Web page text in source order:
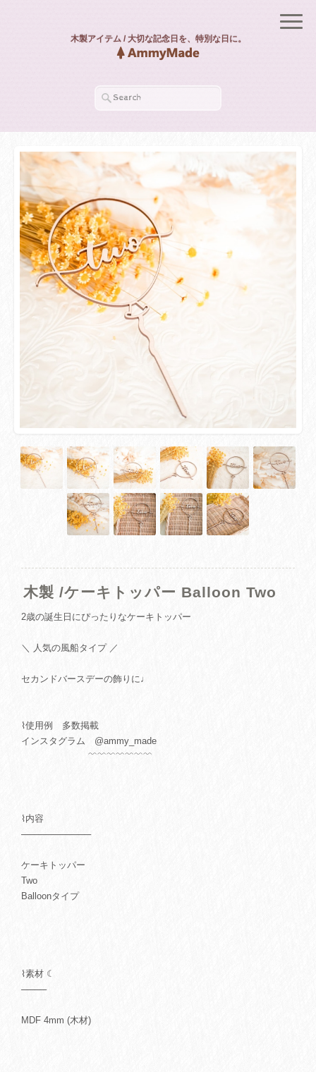
木製アイテム / 大切な記念日を、特別な日に。
木製 /ケーキトッパー Balloon Two
2歳の誕生日にぴったりなケーキトッパー
＼ 人気の風船タイプ ／
セカンドバースデーの飾りに♩
⌇使用例 多数掲載
インスタグラム @ammy_made
﹌﹌﹌﹌﹌﹌﹌
⌇内容
───────────
ケーキトッパー
Two
Balloonタイプ
⌇素材 ☾
────
MDF 4mm (木材)